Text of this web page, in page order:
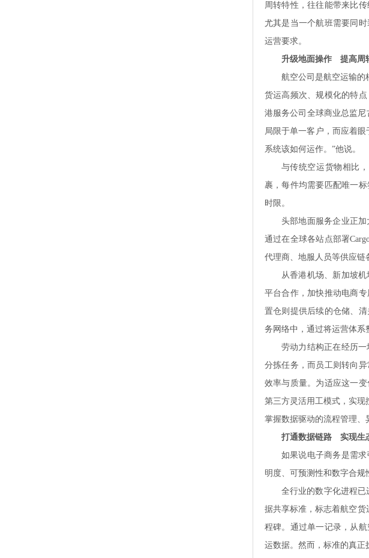
周转特性，往往能带来比
尤其是当一个航班需要同
运营要求。
升级地面操作 提高周
航空公司是航空运输的
货运高频次、规模化的特
港服务公司全球商业总监
局限于单一客户，而应着
系统该如何运作。”他说。
与传统空运货物相比
裹，每件均需要匹配唯一
时限。
头部地面服务企业正
通过在全球各站点部署
代理商、地服人员等供应链
从香港机场、新加坡
平台合作，加快推动电商
置仓则提供后续的仓储、
务网络中，通过将运营体系
劳动力结构正在经历
分拣任务，而员工则转向
效率与质量。为适应这一
第三方灵活用工模式，实现
掌握数据驱动的流程管理、
打通数据链路 实现生
如果说电子商务是需
明度、可预测性和数字合规
全行业的数字化进程已
据共享标准，标志着航空
程碑。通过单一记录，从
运数据。然而，标准的真正